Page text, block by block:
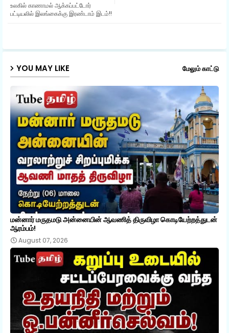
p
உலகில் காணாமல் ஆக்கப்பட்டோர்
பட்டியலில் இலங்கைக்கு இரண்டாம் இடம்!!
YOU MAY LIKE மேலும் காட்டு
மன்னார் மருதமடு அன்னையின் ஆவணித் திருவிழா கொடியேற்றத்துடன்
ஆரம்பம்!
August 07, 2026